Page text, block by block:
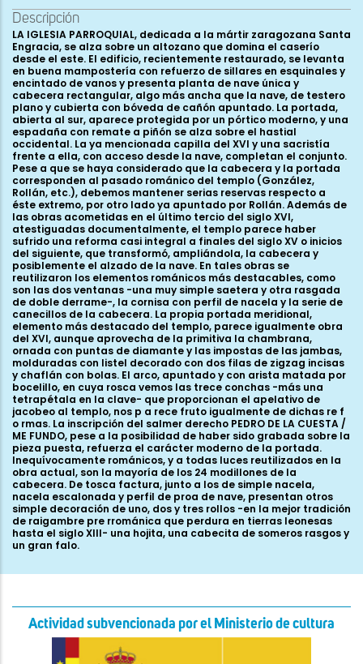
Descripción
LA IGLESIA PARROQUIAL, dedicada a la mártir zaragozana Santa
Engracia, se alza sobre un altozano que domina el caserío
desde el este. El edificio, recientemente restaurado, se levanta
en buena mampostería con refuerzo de sillares en esquinales y
encintado de vanos y presenta planta de nave única y
cabecera rectangular, algo más ancha que la nave, de testero
plano y cubierta con bóveda de cañón apuntado. La portada,
abierta al sur, aparece protegida por un pórtico moderno, y una
espadaña con remate a piñón se alza sobre el hastial
occidental. La ya mencionada capilla del XVI y una sacristía
frente a ella, con acceso desde la nave, completan el conjunto.
Pese a que se haya considerado que la cabecera y la portada
corresponden al pasado románico del templo (González,
Rollán, etc.), debemos mantener serias reservas respecto a
éste extremo, por otro lado ya apuntado por Rollán. Además de
las obras acometidas en el último tercio del siglo XVI,
atestiguadas documentalmente, el templo parece haber
sufrido una reforma casi integral a finales del siglo XV o inicios
del siguiente, que transformó, ampliándola, la cabecera y
posiblemente el alzado de la nave. En tales obras se
reutilizaron los elementos románicos más destacables, como
son las dos ventanas -una muy simple saetera y otra rasgada
de doble derrame-, la cornisa con perfil de nacela y la serie de
canecillos de la cabecera. La propia portada meridional,
elemento más destacado del templo, parece igualmente obra
del XVI, aunque aprovecha de la primitiva la chambrana,
ornada con puntas de diamante y las impostas de las jambas,
molduradas con listel decorado con dos filas de zigzag incisas
y chaflán con bolas. El arco, apuntado y con arista matada por
bocelillo, en cuya rosca vemos las trece conchas -más una
tetrapétala en la clave- que proporcionan el apelativo de
jacobeo al templo, nos p a rece fruto igualmente de dichas re f
o rmas. La inscripción del salmer derecho PEDRO DE LA CUESTA /
ME FUNDO, pese a la posibilidad de haber sido grabada sobre la
pieza puesta, refuerza el carácter moderno de la portada.
Inequívocamente románicos, y a todas luces reutilizados en la
obra actual, son la mayoría de los 24 modillones de la
cabecera. De tosca factura, junto a los de simple nacela,
nacela escalonada y perfil de proa de nave, presentan otros
simple decoración de uno, dos y tres rollos -en la mejor tradición
de raigambre pre rrománica que perdura en tierras leonesas
hasta el siglo XIII- una hojita, una cabecita de someros rasgos y
un gran falo.
Actividad subvencionada por el Ministerio de cultura